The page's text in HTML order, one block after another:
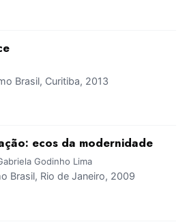
Brasil, Curitiba, 2013
ecos da modernidade
Godinho Lima
Brasil, Rio de Janeiro, 2009